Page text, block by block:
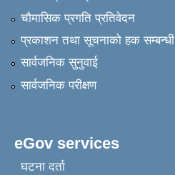
चौमासिक प्रगति प्रतिवेदन
प्रकाशन तथा सूचनाको हक सम्बन्धी
सार्वजनिक सुनुवाई
सार्वजनिक परीक्षण
eGov services
घटना दर्ता